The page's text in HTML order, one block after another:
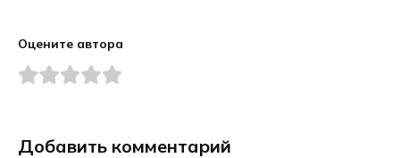
Оцените автора
Добавить комментарий